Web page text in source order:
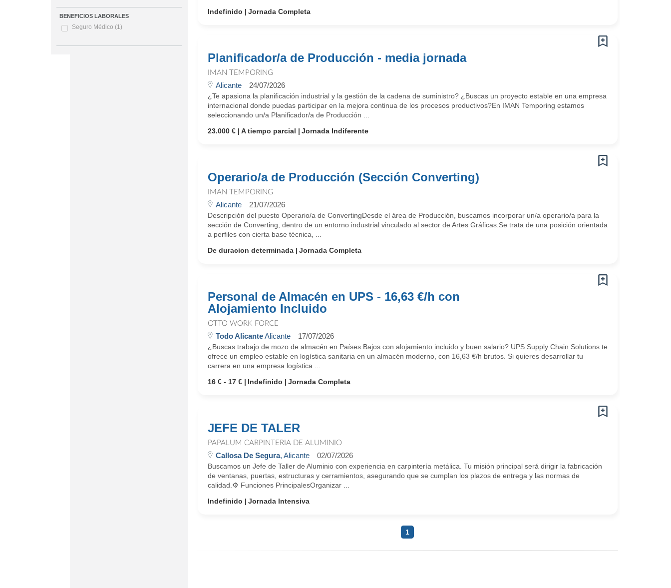
BENEFICIOS LABORALES
Seguro Médico (1)
Indefinido
Jornada Completa
Planificador/a de Producción - media jornada
IMAN TEMPORING
Alicante 24/07/2026
¿Te apasiona la planificación industrial y la gestión de la cadena de suministro? ¿Buscas un proyecto estable en una empresa
internacional donde puedas participar en la mejora continua de los procesos productivos?En IMAN Temporing estamos
seleccionando un/a Planificador/a de Producción ...
23.000 €
A tiempo parcial Jornada Indiferente
Operario/a de Producción (Sección Converting)
IMAN TEMPORING
Alicante 21/07/2026
Descripción del puesto Operario/a de ConvertingDesde el área de Producción, buscamos incorporar un/a operario/a para la
sección de Converting, dentro de un entorno industrial vinculado al sector de Artes Gráficas.Se trata de una posición orientada
a perfiles con cierta base técnica, ...
De duracion determinada
Jornada Completa
Personal de Almacén en UPS - 16,63 €/h con
Alojamiento Incluido
OTTO WORK FORCE
Todo AlicanteAlicante 17/07/2026
¿Buscas trabajo de mozo de almacén en Países Bajos con alojamiento incluido y buen salario? UPS Supply Chain Solutions te
ofrece un empleo estable en logística sanitaria en un almacén moderno, con 16,63 €/h brutos. Si quieres desarrollar tu
carrera en una empresa logística ...
16 € - 17 €
Indefinido Jornada Completa
JEFE DE TALER
PAPALUM CARPINTERIA DE ALUMINIO
Callosa De Segura, Alicante 02/07/2026
Buscamos un Jefe de Taller de Aluminio con experiencia en carpintería metálica. Tu misión principal será dirigir la fabricación
de ventanas, puertas, estructuras y cerramientos, asegurando que se cumplan los plazos de entrega y las normas de
calidad.⚙️ Funciones PrincipalesOrganizar ...
Indefinido
Jornada Intensiva
1